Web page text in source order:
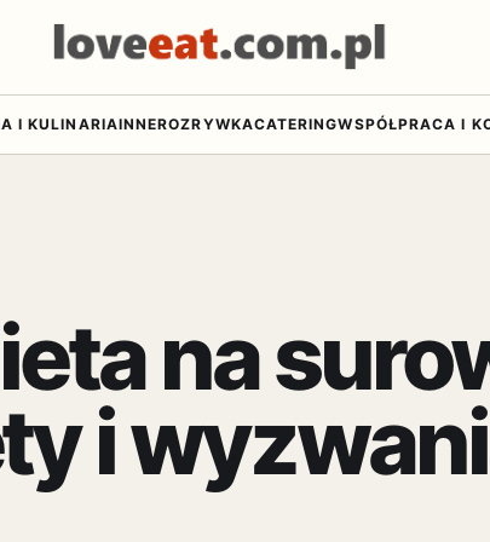
I KULINARIAINNEROZRYWKACATERINGWSPÓŁPRACA I
na
i